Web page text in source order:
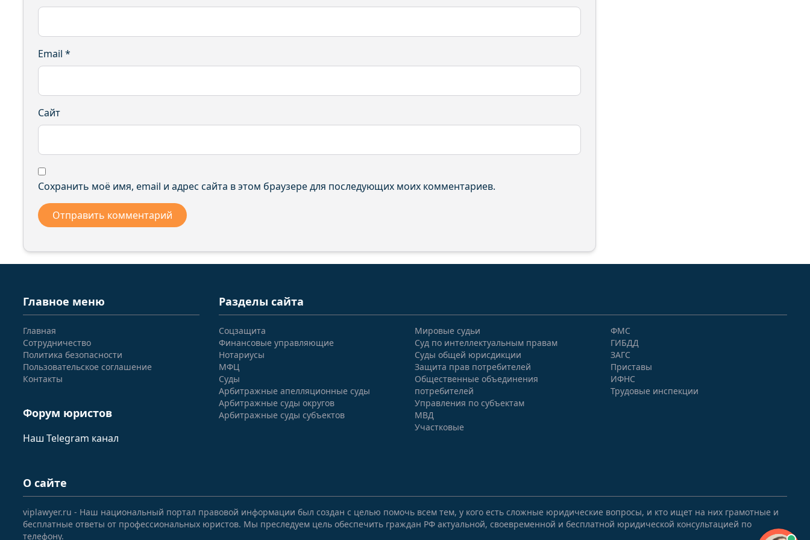
Email *
Сайт
Сохранить моё имя, email и адрес сайта в этом браузере для последующих моих комментариев.
Главное меню
Главная
Сотрудничество
Политика безопасности
Пользовательское соглашение
Контакты
Форум юристов
Наш Telegram канал
Разделы сайта
Соцзащита
Финансовые управляющие
Нотариусы
МФЦ
Суды
Арбитражные апелляционные суды
Арбитражные суды округов
Арбитражные суды субъектов
Мировые судьи
Суд по интеллектуальным правам
Суды общей юрисдикции
Защита прав потребителей
Общественные объединения
потребителей
Управления по субъектам
МВД
Участковые
ФМС
ГИБДД
ЗАГС
Приставы
ИФНС
Трудовые инспекции
О сайте
viplawyer.ru - Наш национальный портал правовой информации был создан с целью помочь всем тем, у кого есть сложные юридические вопросы, и кто ищет на них грамотные и
бесплатные ответы от профессиональных юристов. Мы преследуем цель обеспечить граждан РФ актуальной, своевременной и бесплатной юридической консультацией по
телефону.